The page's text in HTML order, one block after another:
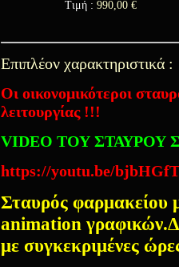
Τιμή : 990,00 €
Επιπλέον χαρακτηριστικά :
Οι οικονομικότεροι
λειτουργίας !!!
VIDEO ΤΟΥ
https://youtu.be/
Σταυρός φαρμακείου
animation
με συγκεκριμένες